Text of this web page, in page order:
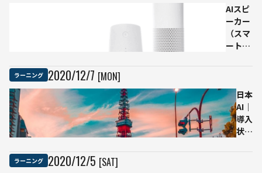
ト
サイ
エン
ス入
門を
AIスピ
ーカー
（スマ
ートス
組み・
機能・
選び
方・お
ラーニング 2020/12/7 [MON]
日本
AI｜
導入
状
ラーニング 2020/12/5 [SAT]